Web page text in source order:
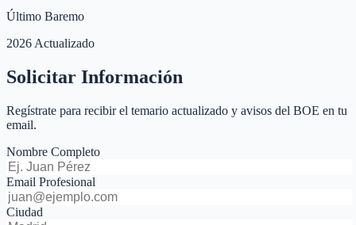
Último Baremo
2026 Actualizado
Solicitar Información
Regístrate para recibir el temario actualizado y avisos del BOE en tu
email.
Nombre Completo
Email Profesional
Ciudad